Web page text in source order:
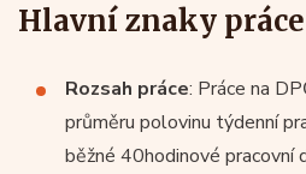
Hlavní znaky práce
Rozsah práce: Práce na
průměru polovinu týdenní
běžné 40hodinové pracovní